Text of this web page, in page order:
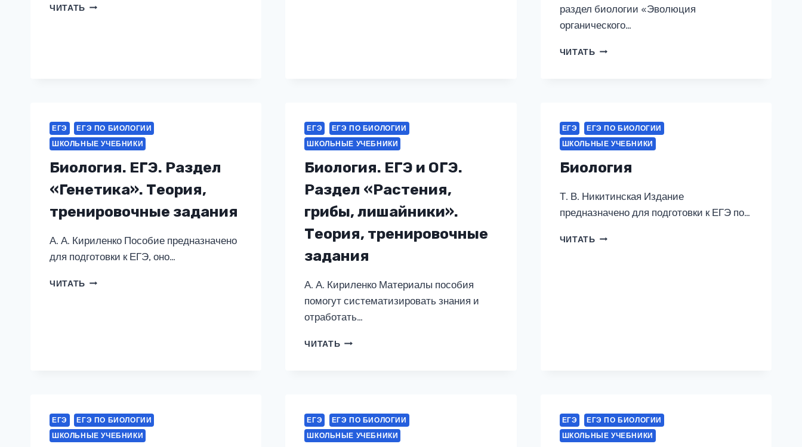
ЧИТАТЬ ЕГЭ.
раздел биологии «Эволюция
органического…
ЧИТАТЬ БИОЛОГИЯ.
ОРГАНИЧЕСКОГО
МИРА».
ТЕОРИЯ,
ЗАДАНИЯ
ЕГЭ
ЕГЭ ПО БИОЛОГИИ
ШКОЛЬНЫЕ УЧЕБНИКИ
Биология. ЕГЭ. Раздел
«Генетика». Теория,
тренировочные задания
А. А. Кириленко Пособие предназначено
для подготовки к ЕГЭ, оно…
ЧИТАТЬ БИОЛОГИЯ.
ЕГЭ
ЕГЭ ПО БИОЛОГИИ
ШКОЛЬНЫЕ УЧЕБНИКИ
Биология. ЕГЭ и ОГЭ.
Раздел «Растения,
грибы, лишайники».
Теория, тренировочные
задания
А. А. Кириленко Материалы пособия
помогут систематизировать знания и
отработать…
ЧИТАТЬ БИОЛОГИЯ.
ГРИБЫ,
ЛИШАЙНИКИ».
ТЕОРИЯ,
ЕГЭ
ЕГЭ ПО БИОЛОГИИ
ШКОЛЬНЫЕ УЧЕБНИКИ
Биология
Т. В. Никитинская Издание
предназначено для подготовки к ЕГЭ по…
ЧИТАТЬ БИОЛОГИЯ
ЕГЭ
ЕГЭ ПО БИОЛОГИИ
ШКОЛЬНЫЕ УЧЕБНИКИ
ЕГЭ
ЕГЭ ПО БИОЛОГИИ
ШКОЛЬНЫЕ УЧЕБНИКИ
ЕГЭ
ЕГЭ ПО БИОЛОГИИ
ШКОЛЬНЫЕ УЧЕБНИКИ